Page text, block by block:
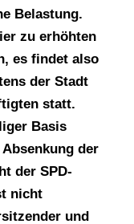
Belastung.
zu erhöhten
es findet also
der Stadt
statt.
Basis
der
der SPD-
nicht
und